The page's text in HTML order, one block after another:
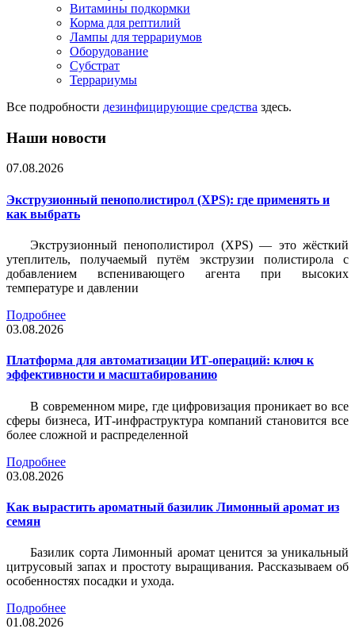
Витамины подкормки
Корма для рептилий
Лампы для террариумов
Оборудование
Субстрат
Террариумы
Все подробности дезинфицирующие средства здесь.
Наши новости
07.08.2026
Экструзионный пенополистирол (XPS): где применять и
как выбрать
Экструзионный пенополистирол (XPS) — это жёсткий
утеплитель, получаемый путём экструзии полистирола с
добавлением вспенивающего агента при высоких
температуре и давлении
Подробнее
03.08.2026
Платформа для автоматизации ИТ-операций: ключ к
эффективности и масштабированию
В современном мире, где цифровизация проникает во все
сферы бизнеса, ИТ-инфраструктура компаний становится все
более сложной и распределенной
Подробнее
03.08.2026
Как вырастить ароматный базилик Лимонный аромат из
семян
Базилик сорта Лимонный аромат ценится за уникальный
цитрусовый запах и простоту выращивания. Рассказываем об
особенностях посадки и ухода.
Подробнее
01.08.2026